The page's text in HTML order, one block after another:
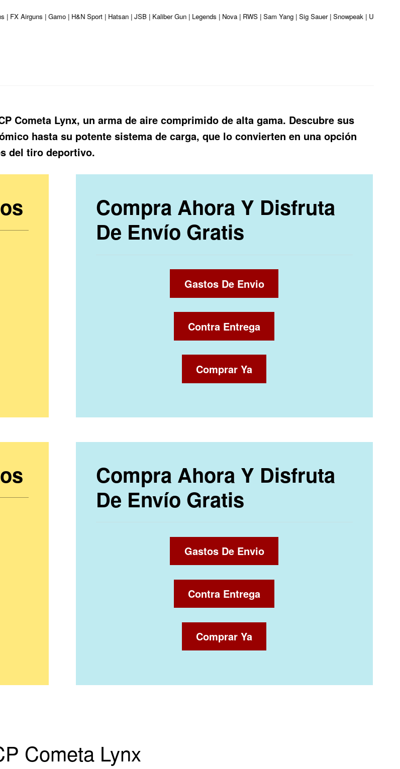
Airguns | Gamo | H&N Sport | Hatsan | JSB | Kaliber Gun | Legends | Nova | RWS | Sam Yang | Sig Sauer | Snowpeak | Umarex |
Cometa Lynx, un arma de aire comprimido de alta gama. Descubre sus
hasta su potente sistema de carga, que lo convierten en una opción
del tiro deportivo.
Compra Ahora Y Disfruta
De Envío Gratis
Gastos De Envio
Contra Entrega
Comprar Ya
Compra Ahora Y Disfruta
De Envío Gratis
Gastos De Envio
Contra Entrega
Comprar Ya
Cometa Lynx